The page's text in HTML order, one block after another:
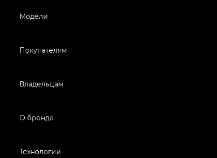
Модели
Покупателям
Владельцам
О бренде
Технологии